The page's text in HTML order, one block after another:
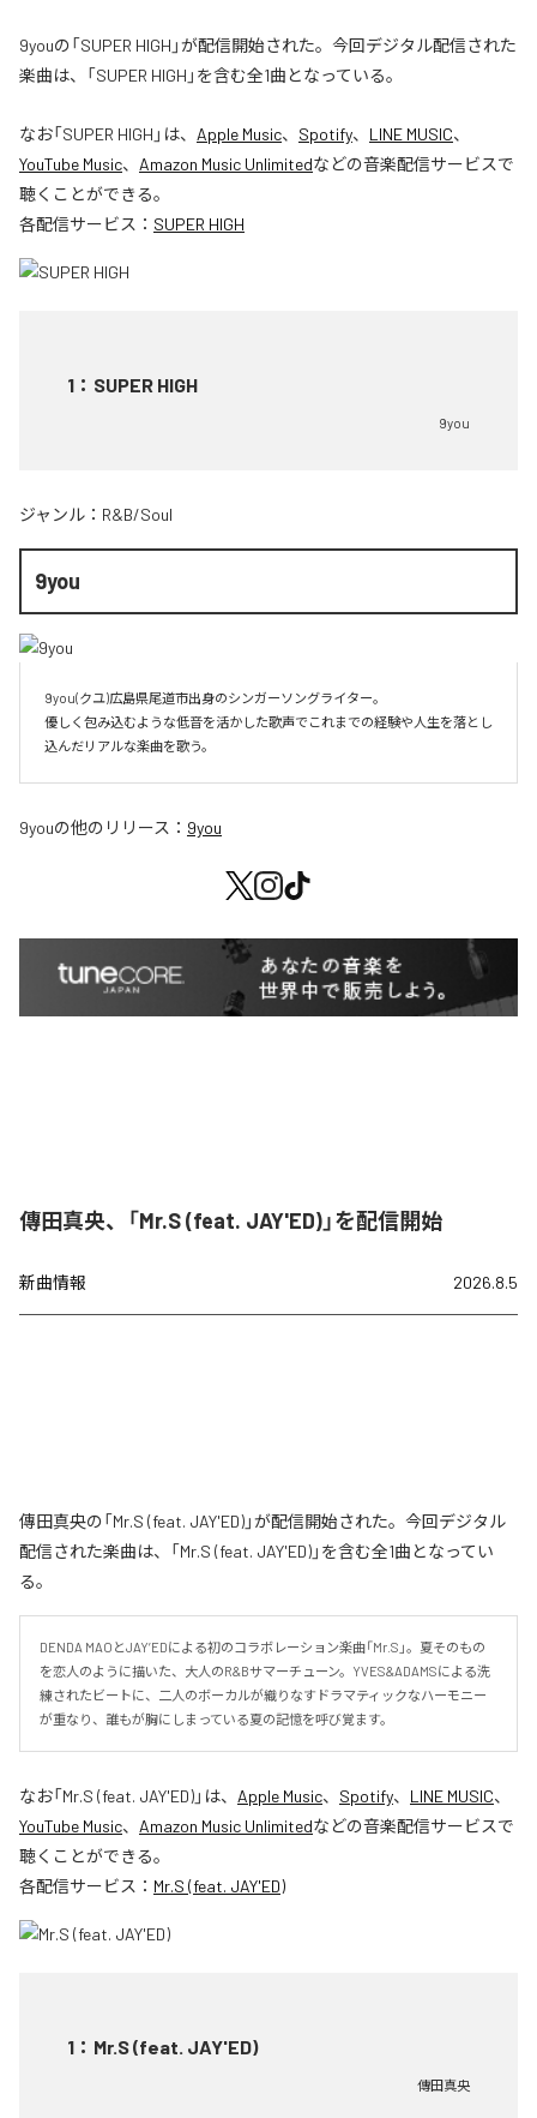
9youの「SUPER HIGH」が配信開始された。今回デジタル配信された
楽曲は、「SUPER HIGH」を含む全1曲となっている。
なお「SUPER HIGH 」は、 Apple Music、 Spotify、 LINE MUSIC、
YouTube Music、 Amazon Music Unlimitedなどの音楽配信サービスで
聴くことができる。
各配信サービス： SUPER HIGH
1 ： SUPER HIGH
9you
ジャンル： R&B/Soul
9you
9you(クユ)広島県尾道市出身のシンガーソングライター。
優しく包み込むような低音を活かした歌声でこれまでの経験や人生を落とし
込んだリアルな楽曲を歌う。
9youの他のリリース： 9you
傳田真央、「Mr.S (feat. JAY'ED)」を配信開始
新曲情報 2026.8.5
傳田真央の「Mr.S (feat. JAY'ED)」が配信開始された。今回デジタル
配信された楽曲は、「Mr.S (feat. JAY'ED)」を含む全1曲となってい
る。
DENDA MAOとJAY’EDによる初のコラボレーション楽曲「Mr.S」。夏そのもの
を恋人のように描いた、大人のR&Bサマーチューン。YVES&ADAMSによる洗
練されたビートに、二人のボーカルが織りなすドラマティックなハーモニー
が重なり、誰もが胸にしまっている夏の記憶を呼び覚ます。
なお「Mr.S (feat. JAY'ED)」は、 Apple Music、 Spotify、 LINE MUSIC、
YouTube Music、 Amazon Music Unlimitedなどの音楽配信サービスで
聴くことができる。
各配信サービス： Mr.S (feat. JAY'ED)
1 ： Mr.S (feat. JAY'ED)
傳田真央